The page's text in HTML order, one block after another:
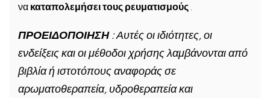
νακαταπολεμήσει τους ρευματισμούς.
ΠΡΟΕΙΔΟΠΟΙΗΣΗ: Αυτές οι ιδιότητες, οι
ενδείξεις και οι μέθοδοι χρήσης λαμβάνονται από
βιβλία ή ιστοτόπους αναφοράς σε
αρωματοθεραπεία, υδροθεραπεία και